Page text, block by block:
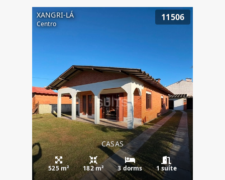
XANGRI-LÁ
Centro
11506
CASAS
525 m² 182 m² 3 dorms 1 suíte